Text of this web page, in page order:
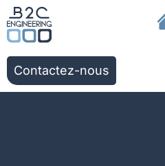
Contactez-nous